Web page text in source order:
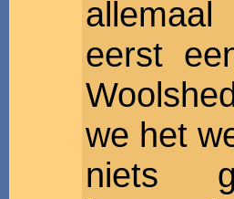
eerst
we het
niets